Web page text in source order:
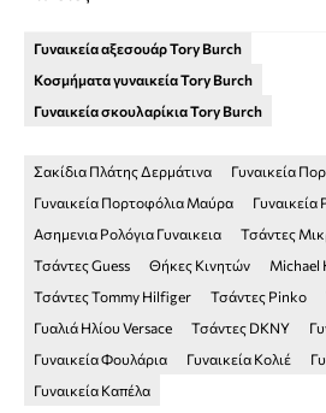
Γυναικεία αξεσουάρ Tory Burch
Κοσμήματα γυναικεία Tory Burch
Γυναικεία σκουλαρίκια Tory Burch
Σακίδια Πλάτης Δερμάτινα
Γυναικεία
Γυναικεία Πορτοφόλια Μαύρα
Ασημενια Ρολόγια Γυναικεια
Τσάντες
Τσάντες Guess
Θήκες Κινητών
Michael
Τσάντες Tommy Hilfiger
Τσάντες Pinko
Γυαλιά Ηλίου Versace
Τσάντες DKNY
Γυναικεία Φουλάρια
Γυναικεία Κολιέ
Γυναικεία Καπέλα